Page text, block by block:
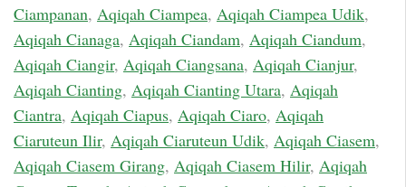
Ciampanan, Aqiqah Ciampea, Aqiqah Ciampea Udik,
Aqiqah Cianaga, Aqiqah Ciandam, Aqiqah Ciandum,
Aqiqah Ciangir, Aqiqah Ciangsana, Aqiqah Cianjur,
Aqiqah Cianting, Aqiqah Cianting Utara, Aqiqah
Ciantra, Aqiqah Ciapus, Aqiqah Ciaro, Aqiqah
Ciaruteun Ilir, Aqiqah Ciaruteun Udik, Aqiqah Ciasem,
Aqiqah Ciasem Girang, Aqiqah Ciasem Hilir, Aqiqah